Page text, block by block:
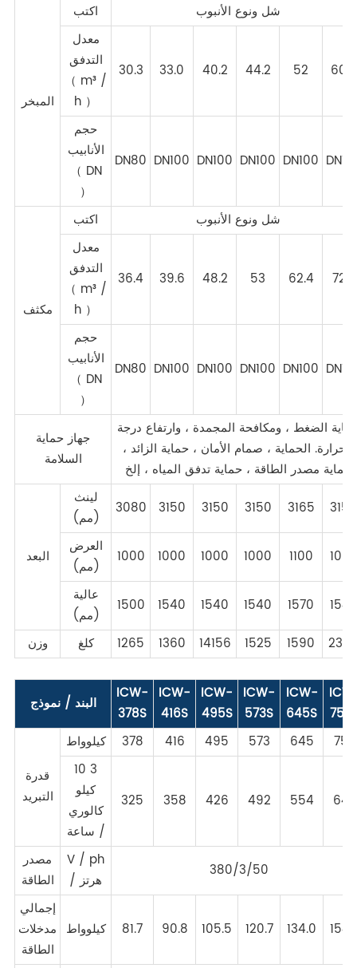
المبخر
اكتب
شل ونوع الأنبوب
معدل
التدفق
（ m³ /
h ）
30.3 33.0 40.2 44.2 52 60.2
حجم
الأنابيب
（ DN
）
DN80 DN100 DN100 DN100 DN100
مكثف
اكتب
شل ونوع الأنبوب
معدل
التدفق
（ m³ /
h ）
36.4 39.6 48.2 53 62.4 72.2
حجم
الأنابيب
（ DN
）
DN80 DN100 DN100 DN100 DN100
جهاز حماية
السلامة
الضغط ، ومكافحة المجمدة ، وارتفاع درجة
الحرارة. الحماية ، صمام الأمان ، حماية الزائد ،
حماية مصدر الطاقة ، حماية تدفق المياه ، إلخ
البعد
لينث
(مم)
3080 3150 3150 3150 3165
3150
العرض
(مم)
1000 1000 1000 1000 1100
1000
عالية
(مم)
1500 1540 1540 1540 1570
1540
وزن
كلغ 1265 1360 14156 1525 1590
البند / نموذج
ICW-
378S
ICW-
416S
ICW-
495S
ICW-
573S
ICW-
645S
قدرة
التبريد
كيلوواط 378 416 495 573 645
750
10 3
كيلو
كالوري
/ ساعة
325 358 426 492 554 645
مصدر
الطاقة
V / ph
/ هرتز
380/3/50
إجمالي
مدخلات
الطاقة
كيلوواط 81.7 90.8 105.5 120.7 134.0